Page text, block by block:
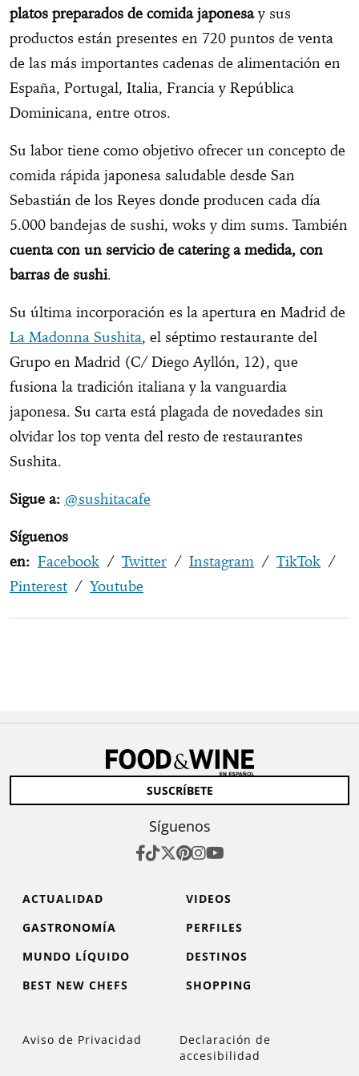
platos preparados de comida japonesay sus
productos están presentes en 720 puntos de venta
de las más importantes cadenas de alimentación en
España, Portugal, Italia, Francia y República
Dominicana, entre otros.
Su labor tiene como objetivo ofrecer un concepto de
comida rápida japonesa saludable desde San
Sebastián de los Reyes donde producen cada día
5.000 bandejas de sushi, woks y dim sums. También
cuenta con un servicio de catering a medida, con
barras de sushi.
Su última incorporación es la apertura en Madrid de
La Madonna Sushita, el séptimo restaurante del
Grupo en Madrid (C/ Diego Ayllón, 12), que
fusiona la tradición italiana y la vanguardia
japonesa. Su carta está plagada de novedades sin
olvidar los top venta del resto de restaurantes
Sushita.
Sigue a: @sushitacafe
Síguenos
en: Facebook / Twitter / Instagram / TikTok /
Pinterest / Youtube
SUSCRÍBETE
Síguenos
ACTUALIDAD
VIDEOS
GASTRONOMÍA
PERFILES
MUNDO LÍQUIDO
DESTINOS
BEST NEW CHEFS
SHOPPING
Aviso de Privacidad
Declaración de
accesibilidad